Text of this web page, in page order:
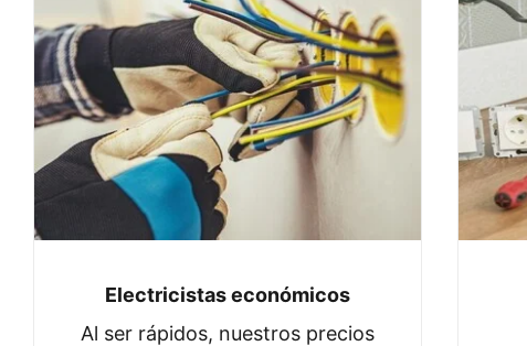
Electricistas económicos
Al ser rápidos, nuestros precios